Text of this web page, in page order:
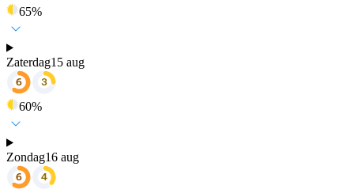
65%
Zaterdag15 aug
60%
Zondag16 aug